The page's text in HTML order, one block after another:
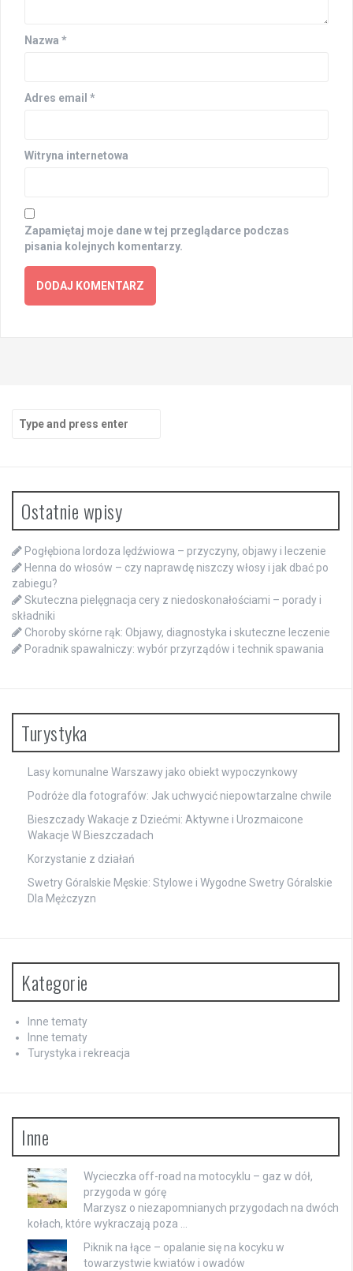
Nazwa *
Adres email *
Witryna internetowa
Zapamiętaj moje dane w tej przeglądarce podczas
pisania kolejnych komentarzy.
Search
for:
Ostatnie wpisy
Pogłębiona lordoza lędźwiowa – przyczyny, objawy i leczenie
Henna do włosów – czy naprawdę niszczy włosy i jak dbać po
zabiegu?
Skuteczna pielęgnacja cery z niedoskonałościami – porady i
składniki
Choroby skórne rąk: Objawy, diagnostyka i skuteczne leczenie
Poradnik spawalniczy: wybór przyrządów i technik spawania
Turystyka
Lasy komunalne Warszawy jako obiekt wypoczynkowy
Podróże dla fotografów: Jak uchwycić niepowtarzalne chwile
Bieszczady Wakacje z Dziećmi: Aktywne i Urozmaicone
Wakacje W Bieszczadach
Korzystanie z działań
Swetry Góralskie Męskie: Stylowe i Wygodne Swetry Góralskie
Dla Mężczyzn
Kategorie
Inne tematy
Inne tematy
Turystyka i rekreacja
Inne
Wycieczka off-road na motocyklu – gaz w dół,
przygoda w górę
Marzysz o niezapomnianych przygodach na dwóch
kołach, które wykraczają poza …
Piknik na łące – opalanie się na kocyku w
towarzystwie kwiatów i owadów